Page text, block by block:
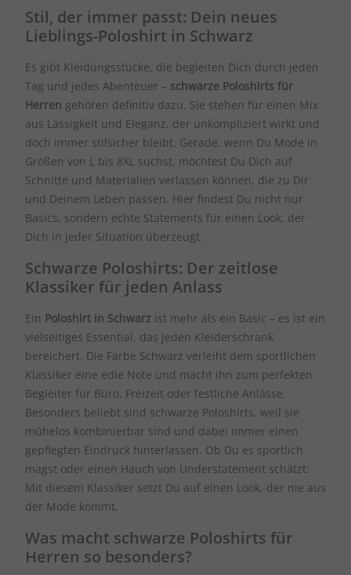
Stil, der immer passt: Dein neues
Lieblings-Poloshirt in Schwarz
Es gibt Kleidungsstücke, die begleiten Dich durch jeden
Tag und jedes Abenteuer – schwarze Poloshirts für
Herren gehören definitiv dazu. Sie stehen für einen Mix
aus Lässigkeit und Eleganz, der unkompliziert wirkt und
doch immer stilsicher bleibt. Gerade, wenn Du Mode in
Größen von L bis 8XL suchst, möchtest Du Dich auf
Schnitte und Materialien verlassen können, die zu Dir
und Deinem Leben passen. Hier findest Du nicht nur
Basics, sondern echte Statements für einen Look, der
Dich in jeder Situation überzeugt.
Schwarze Poloshirts: Der zeitlose
Klassiker für jeden Anlass
Ein Poloshirt in Schwarz ist mehr als ein Basic – es ist ein
vielseitiges Essential, das jeden Kleiderschrank
bereichert. Die Farbe Schwarz verleiht dem sportlichen
Klassiker eine edle Note und macht ihn zum perfekten
Begleiter für Büro, Freizeit oder festliche Anlässe.
Besonders beliebt sind schwarze Poloshirts, weil sie
mühelos kombinierbar sind und dabei immer einen
gepflegten Eindruck hinterlassen. Ob Du es sportlich
magst oder einen Hauch von Understatement schätzt:
Mit diesem Klassiker setzt Du auf einen Look, der nie aus
der Mode kommt.
Was macht schwarze Poloshirts für
Herren so besonders?